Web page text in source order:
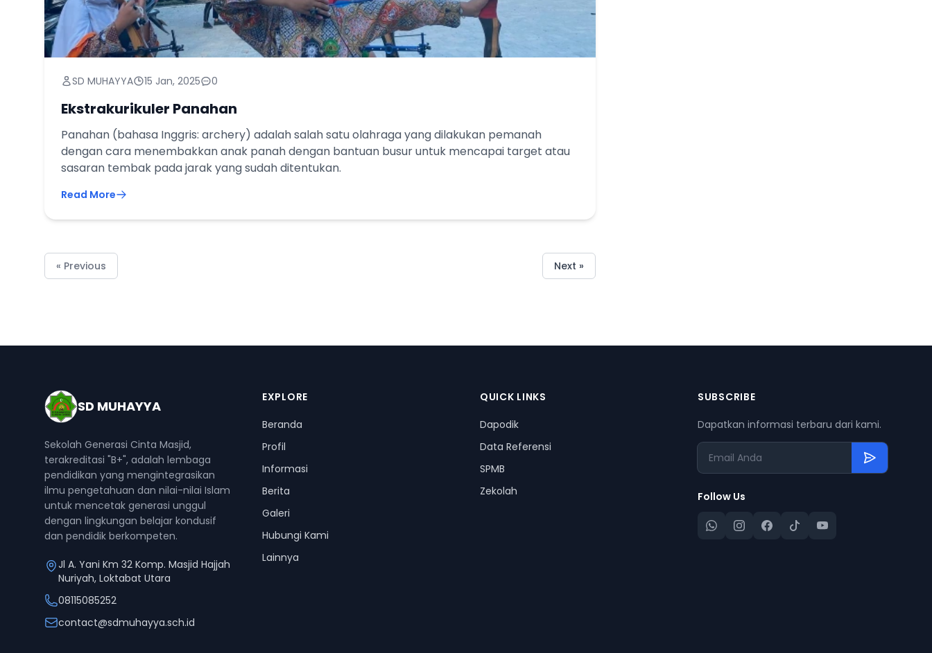
SD MUHAYYA 15 Jan, 2025 0
Ekstrakurikuler Panahan
Panahan (bahasa Inggris: archery) adalah salah satu olahraga yang dilakukan pemanah
dengan cara menembakkan anak panah dengan bantuan busur untuk mencapai target atau
sasaran tembak pada jarak yang sudah ditentukan.
Read More
« Previous Next »
SD MUHAYYA
Sekolah Generasi Cinta Masjid,
terakreditasi "B+", adalah lembaga
pendidikan yang mengintegrasikan
ilmu pengetahuan dan nilai-nilai Islam
untuk mencetak generasi unggul
dengan lingkungan belajar kondusif
dan pendidik berkompeten.
Jl A. Yani Km 32 Komp. Masjid Hajjah
Nuriyah, Loktabat Utara
08115085252
contact@sdmuhayya.sch.id
EXPLORE
Beranda
Profil
Informasi
Berita
Galeri
Hubungi Kami
Lainnya
QUICK LINKS
Dapodik
Data Referensi
SPMB
Zekolah
SUBSCRIBE
Dapatkan informasi terbaru dari kami.
Follow Us